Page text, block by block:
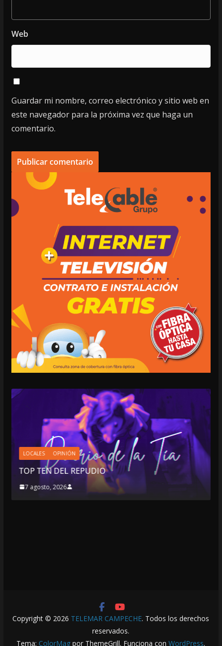
Web
Guardar mi nombre, correo electrónico y sitio web en
este navegador para la próxima vez que haga un
comentario.
LOCALES OPINIÓN
TOP TEN DEL REPUDIO
7 agosto, 2026
Copyright © 2026 TELEMAR CAMPECHE. Todos los derechos
reservados.
Tema: ColorMag por ThemeGrill. Funciona conWordPress.